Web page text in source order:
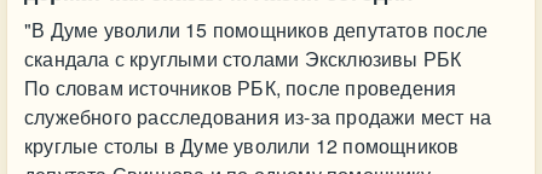
"В Думе уволили 15 помощников депутатов после
скандала с круглыми столами Эксклюзивы РБК
По словам источников РБК, после проведения
служебного расследования из-за продажи мест на
круглые столы в Думе уволили 12 помощников